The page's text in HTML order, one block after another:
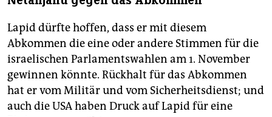
Lapid dürfte hoffen, dass er mit diesem
Abkommen die eine oder andere Stimmen für die
israelischen Parlamentswahlen am 1. November
gewinnen könnte. Rückhalt für das Abkommen
hat er vom Militär und vom Sicherheitsdienst; und
auch die USA haben Druck auf Lapid für eine